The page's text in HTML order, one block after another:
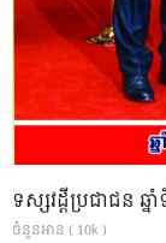
ទស្សវដ្តីប្រជាជន ឆ្
ចំនួនអាន ( 10k )